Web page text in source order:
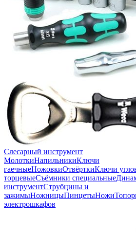
Слесарный инструмент
МолоткиНапильникиКлючи
гаечныеНожовкиОтвёрткиКлючи
торцевыеСъёмники специальные
инструментСтрубцины и
зажимыНожницыПинцетыНожи
электрошкафов